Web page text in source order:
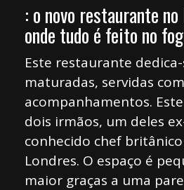
: o novo restaurante
onde tudo é feito no
Este restaurante
maturadas, servidas
acompanhamentos.
dois irmãos, um deles
conhecido chef
Londres. O espaço é
maior graças a uma